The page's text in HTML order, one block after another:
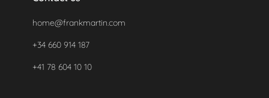
home@frankmartin.com
+34 660 914 187
+41 78 604 10 10